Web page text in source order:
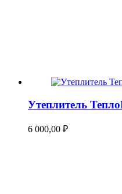
Утеплитель
6 000,00 ₽